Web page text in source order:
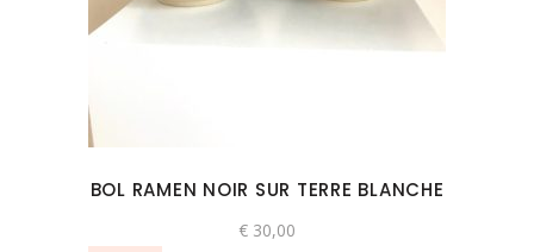
BOL RAMEN NOIR SUR TERRE BLANCHE
€ 30,00